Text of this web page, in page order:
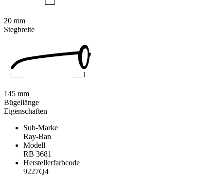
Eigenschaften
Sub-Marke
Ray-Ban
Modell
RB 3681
Herstellerfarbcode
9227Q4
20 mm
Stegbreite
145 mm
Bügellänge